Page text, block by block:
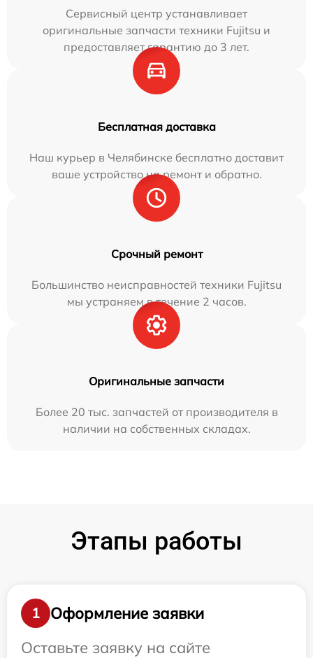
Сервисный центр устанавливает
оригинальные запчасти техники Fujitsu и
предоставляет гарантию до 3 лет.
Бесплатная доставка
Наш курьер в Челябинске бесплатно доставит
ваше устройство на ремонт и обратно.
Срочный ремонт
Большинство неисправностей техники Fujitsu
мы устраняем в течение 2 часов.
Оригинальные запчасти
Более 20 тыс. запчастей от производителя в
наличии на собственных складах.
Этапы работы
1
Оформление заявки
Оставьте заявку на сайте